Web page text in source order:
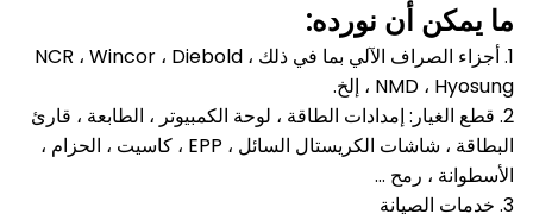
ما يمكن أن نورده:
1. أجزاء الصراف الآلي بما في ذلك NCR ، Wincor ، Diebold ،
NMD ، Hyosung ، إلخ.
2. قطع الغيار: إمدادات الطاقة ، لوحة الكمبيوتر ، الطابعة ، قارئ
البطاقة ، شاشات الكريستال السائل ، EPP ، كاسيت ، الحزام ،
الأسطوانة ، رمح ...
3. خدمات الصيانة